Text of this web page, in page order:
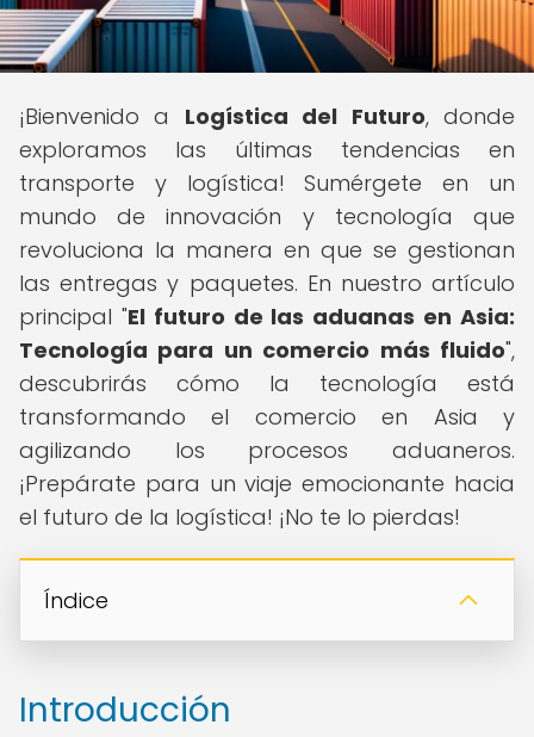
¡Bienvenido a Logística del Futuro, donde
exploramos las últimas tendencias en
transporte y logística! Sumérgete en un
mundo de innovación y tecnología que
revoluciona la manera en que se gestionan
las entregas y paquetes. En nuestro artículo
principal "El futuro de las aduanas en Asia:
Tecnología para un comercio más fluido",
descubrirás cómo la tecnología está
transformando el comercio en Asia y
agilizando los procesos aduaneros.
¡Prepárate para un viaje emocionante hacia
el futuro de la logística! ¡No te lo pierdas!
Índice
Introducción